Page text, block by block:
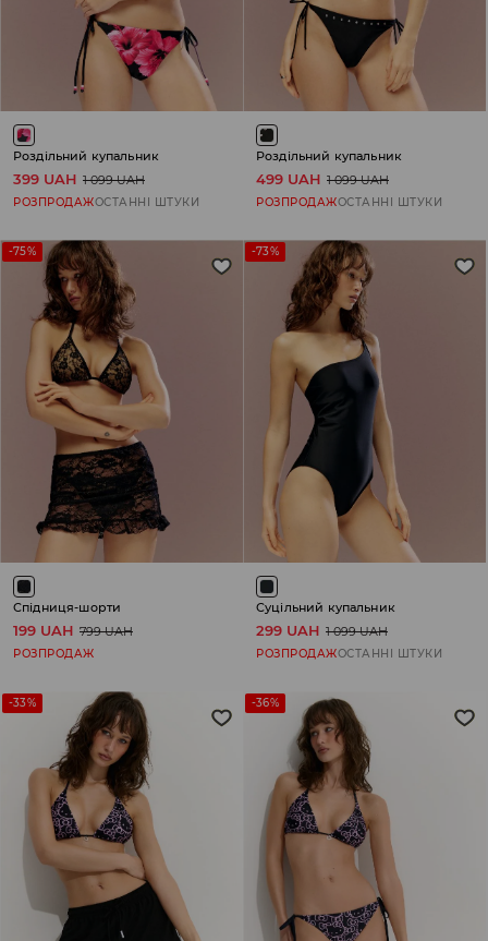
Роздільний купальник
399 UAH 1 099 UAH
РОЗПРОДАЖОСТАННІ ШТУКИ
Роздільний купальник
499 UAH 1 099 UAH
РОЗПРОДАЖОСТАННІ ШТУКИ
-75%
Спідниця-шорти
199 UAH 799 UAH
РОЗПРОДАЖ
-73%
Суцільний купальник
299 UAH 1 099 UAH
РОЗПРОДАЖОСТАННІ ШТУКИ
-33% -36%